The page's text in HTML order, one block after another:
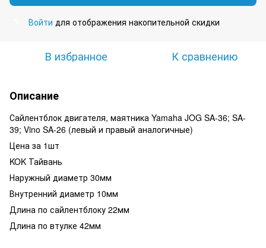
Войти для отображения накопительной скидки
В избранное К сравнению
Описание
Сайлентблок двигателя, маятника Yamaha JOG SA-36; SA-
39; Vino SA-26 (левый и правый аналогичные)
Цена за 1шт
KOK Тайвань
Наружный диаметр 30мм
Внутренний диаметр 10мм
Длина по сайлентблоку 22мм
Длина по втулке 42мм